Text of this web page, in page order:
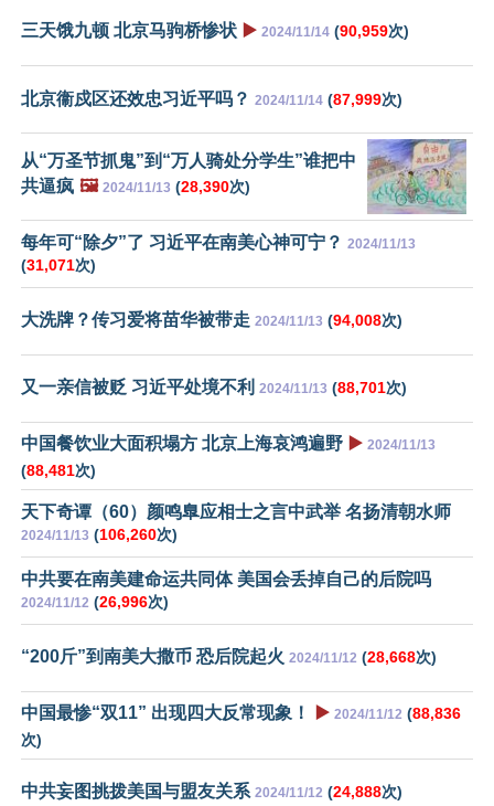
三天饿九顿 北京马驹桥惨状 ▶️ 2024/11/14 (90,959次)
北京衞戍区还效忠习近平吗？ 2024/11/14 (87,999次)
从“万圣节抓鬼”到“万人骑处分学生”谁把中
共逼疯 🖼️ 2024/11/13 (28,390次)
每年可“除夕”了 习近平在南美心神可宁？ 2024/11/13
(31,071次)
大洗牌？传习爱将苗华被带走 2024/11/13 (94,008次)
又一亲信被贬 习近平处境不利 2024/11/13 (88,701次)
中国餐饮业大面积塌方 北京上海哀鸿遍野 ▶️ 2024/11/13
(88,481次)
天下奇谭（60）颜鸣臯应相士之言中武举 名扬清朝水师
2024/11/13 (106,260次)
中共要在南美建命运共同体 美国会丢掉自己的后院吗
2024/11/12 (26,996次)
“200斤”到南美大撒币 恐后院起火 2024/11/12 (28,668次)
中国最惨“双11” 出现四大反常现象！ ▶️ 2024/11/12 (88,836
次)
中共妄图挑拨美国与盟友关系 2024/11/12 (24,888次)